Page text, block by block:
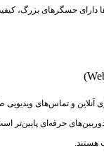
دارای حسگرهای بزرگ،
آنلاین و تماس‌های
حرفه‌ای پایین‌تر
هستند.